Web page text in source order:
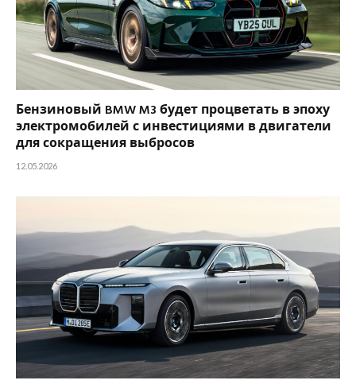
Бензиновый BMW M3 будет процветать в эпоху
электромобилей с инвестициями в двигатели
для сокращения выбросов
12.05.2026